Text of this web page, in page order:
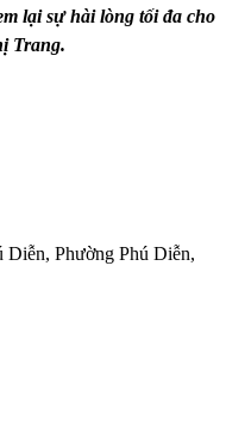
lại sự hài lòng tối đa cho
Trang.
Phường Phú Diễn,